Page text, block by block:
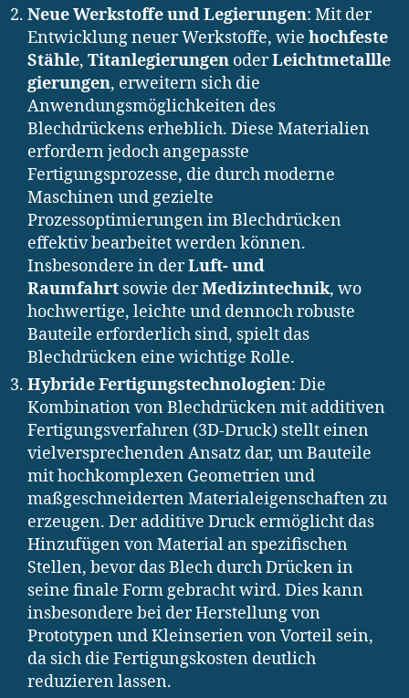
Neue Werkstoffe und Legierungen: Mit der
Entwicklung neuer Werkstoffe, wie hochfeste
Stähle, Titanlegierungen oderLeichtmetallle
gierungen, erweitern sich die
Anwendungsmöglichkeiten des
Blechdrückens erheblich. Diese Materialien
erfordern jedoch angepasste
Fertigungsprozesse, die durch moderne
Maschinen und gezielte
Prozessoptimierungen im Blechdrücken
effektiv bearbeitet werden können.
Insbesondere in derLuft- und
Raumfahrt sowie derMedizintechnik, wo
hochwertige, leichte und dennoch robuste
Bauteile erforderlich sind, spielt das
Blechdrücken eine wichtige Rolle.
Hybride Fertigungstechnologien: Die
Kombination von Blechdrücken mit additiven
Fertigungsverfahren (3D-Druck) stellt einen
vielversprechenden Ansatz dar, um Bauteile
mit hochkomplexen Geometrien und
maßgeschneiderten Materialeigenschaften zu
erzeugen. Der additive Druck ermöglicht das
Hinzufügen von Material an spezifischen
Stellen, bevor das Blech durch Drücken in
seine finale Form gebracht wird. Dies kann
insbesondere bei der Herstellung von
Prototypen und Kleinserien von Vorteil sein,
da sich die Fertigungskosten deutlich
reduzieren lassen.